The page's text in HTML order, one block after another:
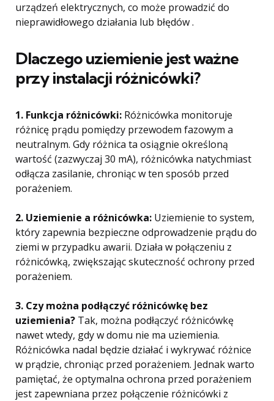
urządzeń elektrycznych, co może prowadzić do
nieprawidłowego działania lub błędów .
Dlaczego uziemienie jest ważne
przy instalacji różnicówki?
1. Funkcja różnicówki: Różnicówka monitoruje
różnicę prądu pomiędzy przewodem fazowym a
neutralnym. Gdy różnica ta osiągnie określoną
wartość (zazwyczaj 30 mA), różnicówka natychmiast
odłącza zasilanie, chroniąc w ten sposób przed
porażeniem.
2. Uziemienie a różnicówka: Uziemienie to system,
który zapewnia bezpieczne odprowadzenie prądu do
ziemi w przypadku awarii. Działa w połączeniu z
różnicówką, zwiększając skuteczność ochrony przed
porażeniem.
3. Czy można podłączyć różnicówkę bez
uziemienia? Tak, można podłączyć różnicówkę
nawet wtedy, gdy w domu nie ma uziemienia.
Różnicówka nadal będzie działać i wykrywać różnice
w prądzie, chroniąc przed porażeniem. Jednak warto
pamiętać, że optymalna ochrona przed porażeniem
jest zapewniana przez połączenie różnicówki z